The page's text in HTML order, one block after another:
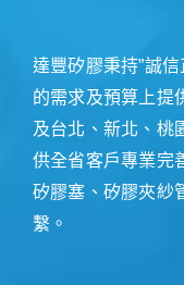
達豐矽膠秉持”誠
的需求及預算上提
及台北、新北、桃
供全省客戶專業完
矽膠塞、矽膠夾紗
繫。